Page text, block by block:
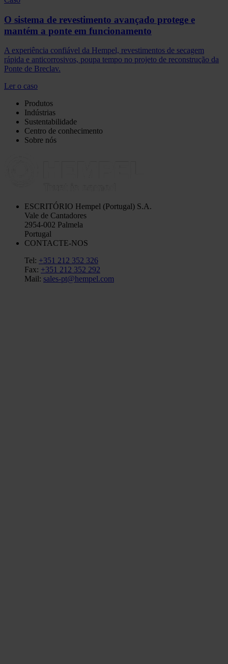
O sistema de revestimento avançado protege e
mantém a ponte em funcionamento
A experiência confiável da Hempel, revestimentos de secagem
rápida e anticorrosivos, poupa tempo no projeto de reconstrução da
Ponte de Breclav.
Ler o caso
Produtos
Indústrias
Sustentabilidade
Centro de conhecimento
Sobre nós
ESCRITÓRIO Hempel (Portugal) S.A.
Vale de Cantadores
2954-002 Palmela
Portugal
CONTACTE-NOS
Tel: +351 212 352 326
Fax: +351 212 352 292
Mail: sales-pt@hempel.com